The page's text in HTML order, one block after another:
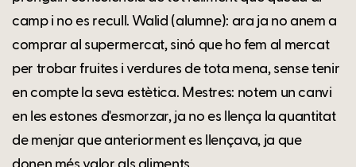
camp i no es recull. Walid (alumne): ara ja no anem a
comprar al supermercat, sinó que ho fem al mercat
per trobar fruites i verdures de tota mena, sense tenir
en compte la seva estètica. Mestres: notem un canvi
en les estones d'esmorzar, ja no es llença la quantitat
de menjar que anteriorment es llençava, ja que